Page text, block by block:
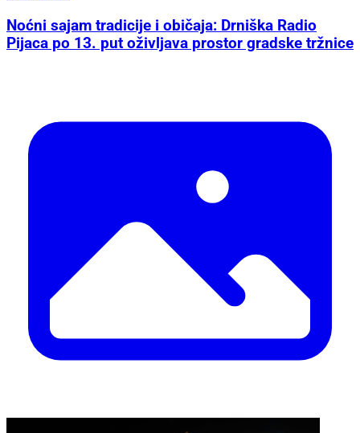
Noćni sajam tradicije i običaja: Drniška Radio
Pijaca po 13. put oživljava prostor gradske tržnice